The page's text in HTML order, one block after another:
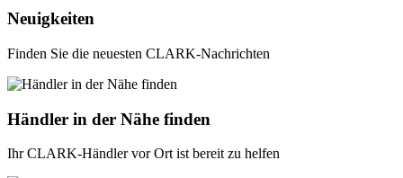
Neuigkeiten
Finden Sie die neuesten CLARK-Nachrichten
Händler in der Nähe finden
Ihr CLARK-Händler vor Ort ist bereit zu helfen